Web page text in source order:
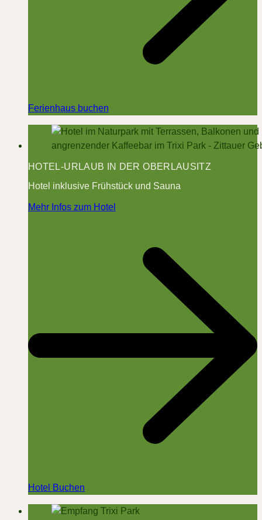
Ferienhaus buchen
HOTEL-URLAUB IN DER OBERLAUSITZ
Hotel inklusive Frühstück und Sauna
Mehr Infos zum Hotel
Hotel Buchen